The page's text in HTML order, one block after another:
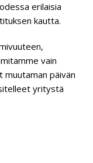
erilaisia
kautta.
vain
päivän
yritystä